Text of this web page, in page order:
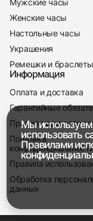
+7
Мы
Мужские часы
Женские часы
Настольные часы
Украшения
Ремешки и браслеты
Информация
Оплата и доставка
Гарантийные
Правила возврата
Политика
Правила
Обработка
данных
Мы
использовать
Правилами